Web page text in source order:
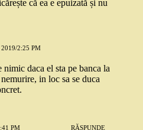
că ea e epuizată și nu
2:25 PM
nimic daca el sta pe banca la
in loc sa se duca
PM RĂSPUNDE